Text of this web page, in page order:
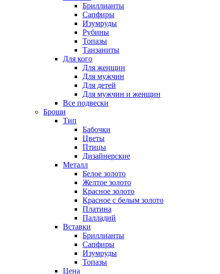
Бриллианты
Сапфиры
Изумруды
Рубины
Топазы
Танзаниты
Для кого
Для женщин
Для мужчин
Для детей
Для мужчин и женщин
Все подвески
Броши
Тип
Бабочки
Цветы
Птицы
Дизайнерские
Металл
Белое золото
Желтое золото
Красное золото
Красное с белым золото
Платина
Палладий
Вставки
Бриллианты
Сапфиры
Изумруды
Топазы
Цена